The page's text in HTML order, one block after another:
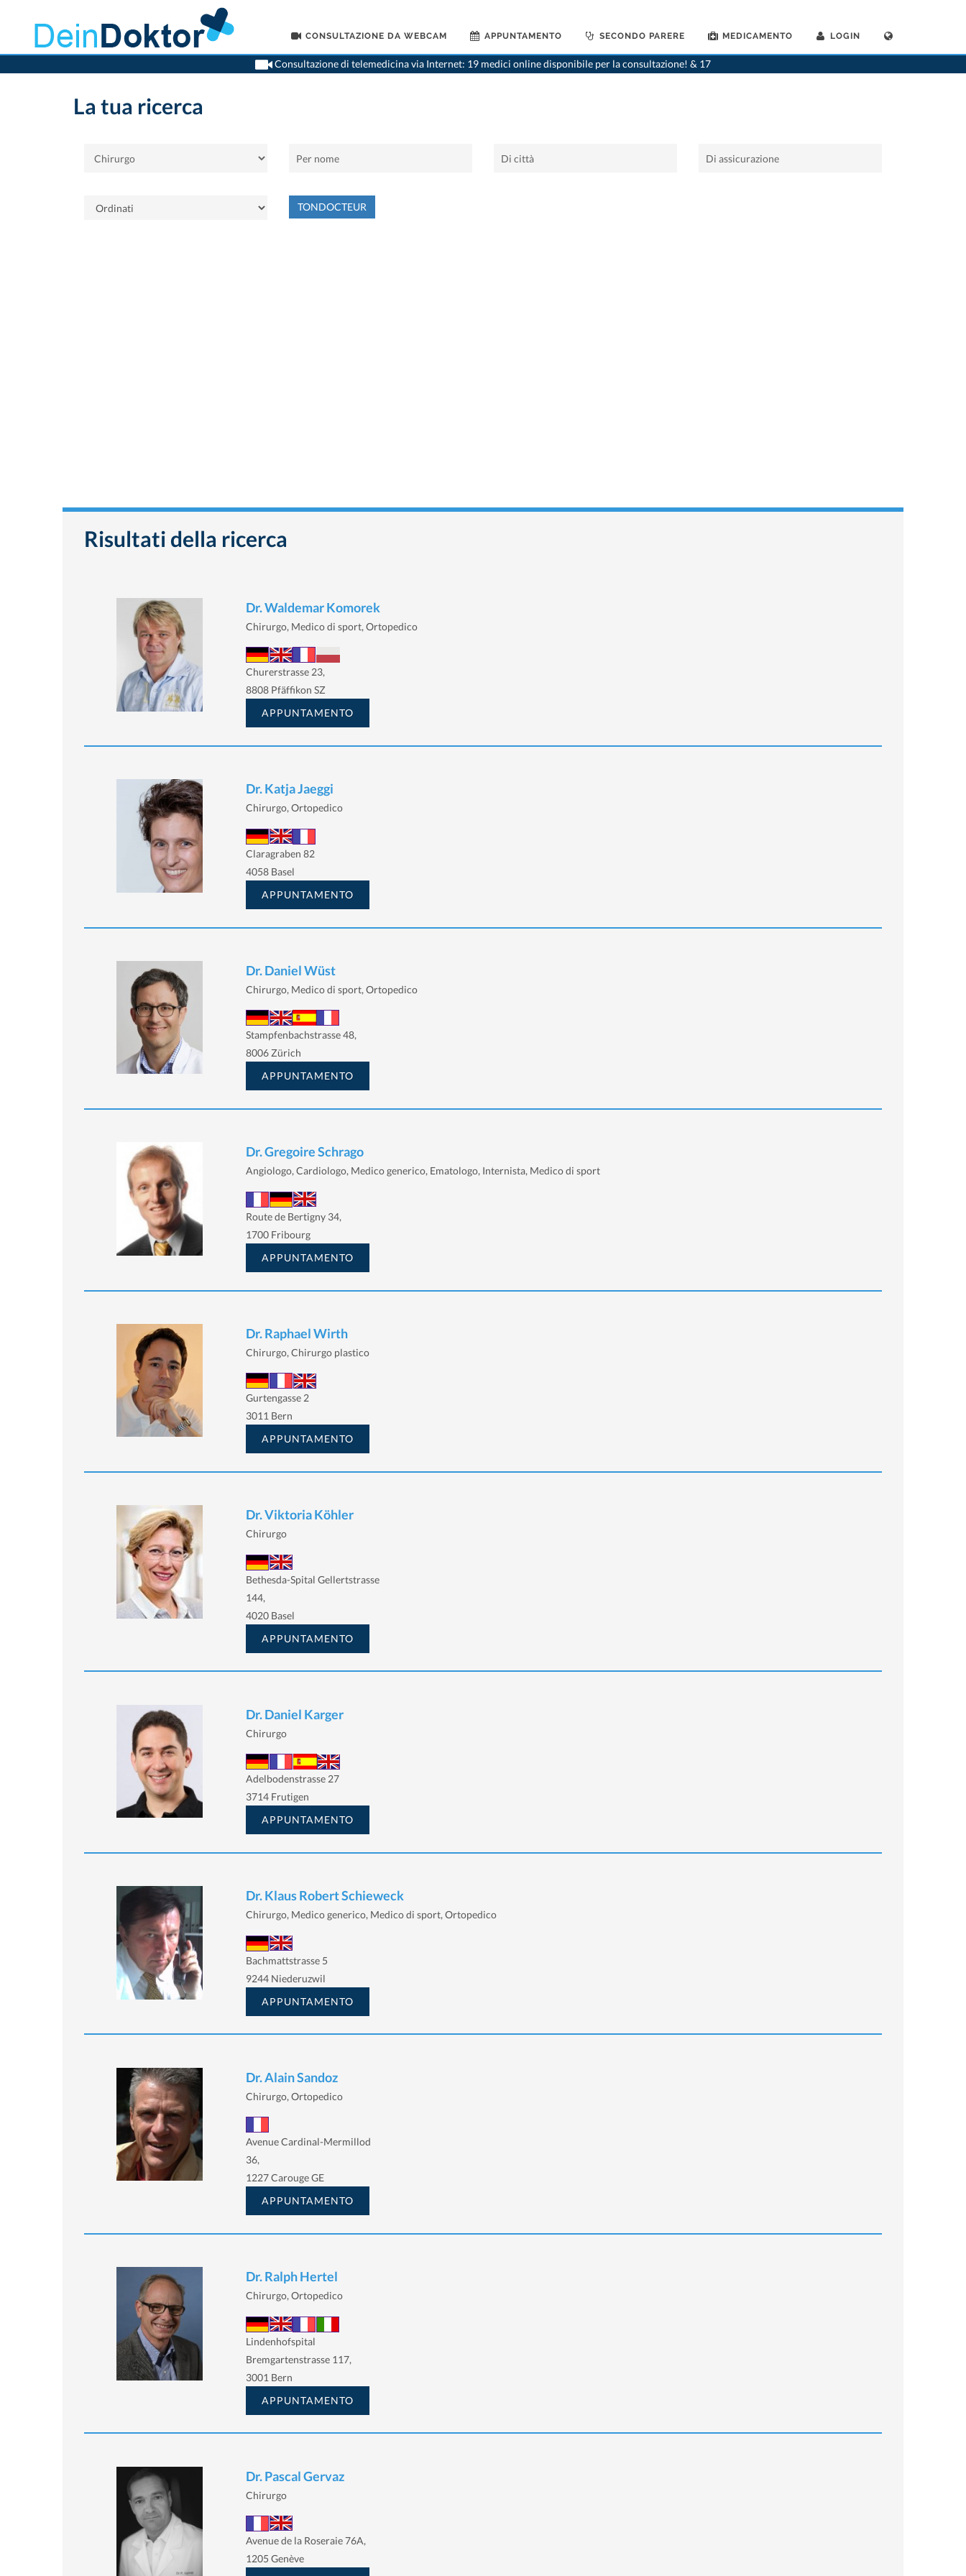
CONSULTAZIONE DA WEBCAM APPUNTAMENTO SECONDO PARERE MEDICAMENTO LOGIN
Consultazione di telemedicina via Internet: 19 medici online disponibile per la consultazione! & 17
>Casa>Chirurgo
La tua ricerca
TONDOCTEUR
Risultati della ricerca
Dr. Waldemar Komorek
Chirurgo, Medico di sport, Ortopedico
Churerstrasse 23,
8808 Pfäffikon SZ
APPUNTAMENTO
Dr. Katja Jaeggi
Chirurgo, Ortopedico
Claragraben 82
4058 Basel
APPUNTAMENTO
Dr. Daniel Wüst
Chirurgo, Medico di sport, Ortopedico
Stampfenbachstrasse 48,
8006 Zürich
APPUNTAMENTO
Dr. Gregoire Schrago
Angiologo, Cardiologo, Medico generico, Ematologo, Internista, Medico di sport
Route de Bertigny 34,
1700 Fribourg
APPUNTAMENTO
Dr. Raphael Wirth
Chirurgo, Chirurgo plastico
Gurtengasse 2
3011 Bern
APPUNTAMENTO
Dr. Viktoria Köhler
Chirurgo
Bethesda-Spital Gellertstrasse
144,
4020 Basel
APPUNTAMENTO
Dr. Daniel Karger
Chirurgo
Adelbodenstrasse 27
3714 Frutigen
APPUNTAMENTO
Dr. Klaus Robert Schieweck
Chirurgo, Medico generico, Medico di sport, Ortopedico
Bachmattstrasse 5
9244 Niederuzwil
APPUNTAMENTO
Dr. Alain Sandoz
Chirurgo, Ortopedico
Avenue Cardinal-Mermillod
36,
1227 Carouge GE
APPUNTAMENTO
Dr. Ralph Hertel
Chirurgo, Ortopedico
Lindenhofspital
Bremgartenstrasse 117,
3001 Bern
APPUNTAMENTO
Dr. Pascal Gervaz
Chirurgo
Avenue de la Roseraie 76A,
1205 Genève